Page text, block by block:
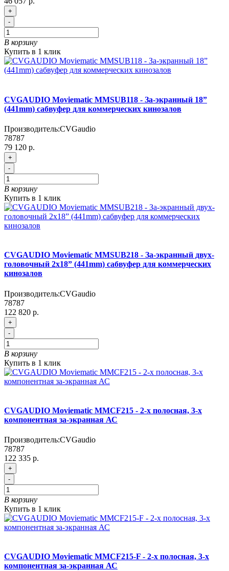
+
-
В корзину
Купить в 1 клик
CVGAUDIO Moviematic MMSUB118 - За-экранный 18”
(441mm) сабвуфер для коммерческих кинозалов
Производитель:CVGaudio
78787
79 120 р.
+
-
В корзину
Купить в 1 клик
CVGAUDIO Moviematic MMSUB218 - За-экранный двух-
головочный 2х18” (441mm) сабвуфер для коммерческих
кинозалов
Производитель:CVGaudio
78787
122 820 р.
+
-
В корзину
Купить в 1 клик
CVGAUDIO Moviematic MMCF215 - 2-х полосная, 3-х
компонентная за-экранная АС
Производитель:CVGaudio
78787
122 335 р.
+
-
В корзину
Купить в 1 клик
CVGAUDIO Moviematic MMCF215-F - 2-х полосная, 3-х
компонентная за-экранная АС